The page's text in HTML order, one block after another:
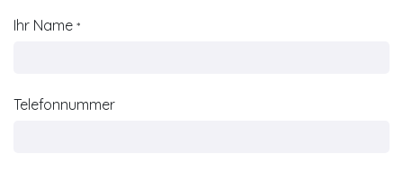
Ihr Name *
Telefonnummer